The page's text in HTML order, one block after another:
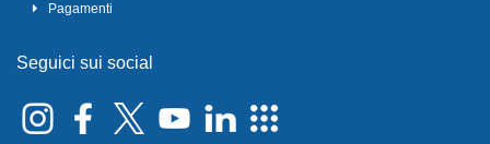
Pagamenti
Seguici sui social